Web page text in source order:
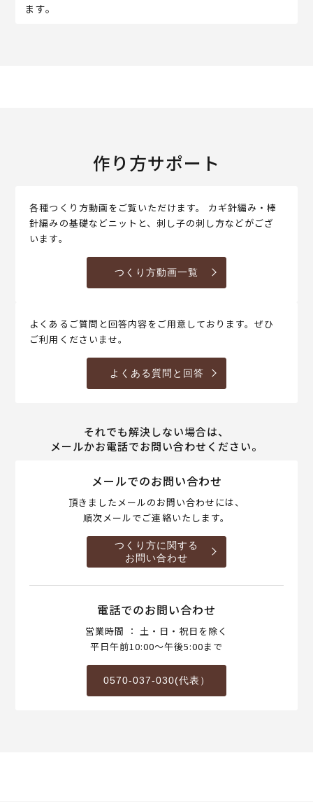
ます。
作り方サポート
各種つくり方動画をご覧いただけます。 カギ針編み・棒
針編みの基礎などニットと、刺し子の刺し方などがござ
います。
つくり方動画一覧
よくあるご質問と回答内容をご用意しております。ぜひ
ご利用くださいませ。
よくある質問と回答
それでも解決しない場合は、
メールかお電話でお問い合わせください。
メールでのお問い合わせ
頂きましたメールのお問い合わせには、
順次メールでご連絡いたします。
つくり方に関する
お問い合わせ
電話でのお問い合わせ
営業時間 ： 土・日・祝日を除く
平日午前10:00～午後5:00まで
0570-037-030(代表）